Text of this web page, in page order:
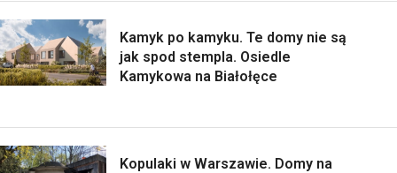
Kamyk po kamyku. Te domy nie są
jak spod stempla. Osiedle
Kamykowa na Białołęce
Kopulaki w Warszawie. Domy na